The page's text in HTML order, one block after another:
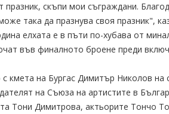
празник, скъпи мои съграждани.
така да празнува своя празник",
елхата е в пъти по-хубава от
във финалното броене преди
с кмета на Бургас Димитър Николов на
на Съюза на артистите в
Тони Димитрова, актьорите Тончо